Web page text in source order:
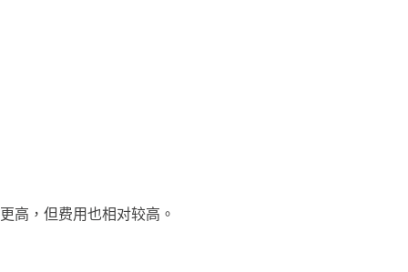
高，但费用也相对较高。